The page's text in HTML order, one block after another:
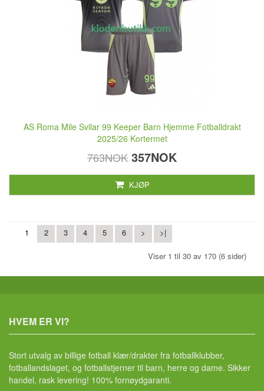
AS Roma Mile Svilar 99 Keeper Barn Hjemme Fotballdrakt
2025/26 Kortermet
763NOK 357NOK
KJØP
1 2 3 4 5 6 > >|
Viser 1 til 30 av 170 (6 sider)
HVEM ER VI?
Stort utvalg av billige fotball klær/drakter fra fotballklubber,
fotballandslaget, og fotballstjerner til barn, herre og dame. Sikker
handel, rask levering! 100% fornøydgaranti.